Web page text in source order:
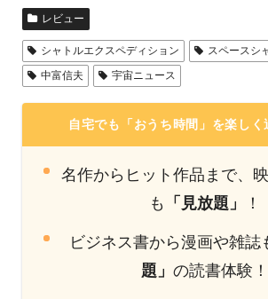
レビュー
シャトルエクスペディション スペースシ
中富信夫
宇宙ニュース
自宅でも「おうち時間」を楽しく
名作からヒット作品まで、
も
「見放題」 ！
ビジネス書から漫画や雑誌
題」の読書体験！